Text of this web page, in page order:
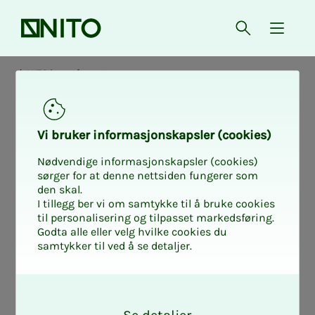
Forsiden Åpne søk
{
NITO i samfunnet
Vi bru­­­ker in­­­for­­­ma­­­sjons­­­kaps­­­­­ler (cookies)
Nødvendige informasjonskapsler (cookies)
sørger for at denne nettsiden fungerer som
den skal.
I tillegg ber vi om samtykke til å bruke cookies
til personalisering og tilpasset markedsføring.
Godta alle eller velg hvilke cookies du
samtykker til ved å se detaljer.